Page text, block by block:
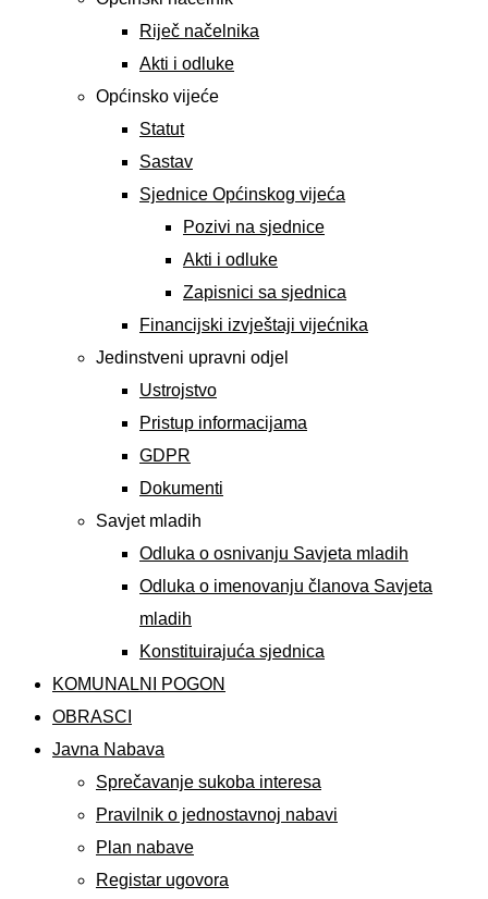
Riječ načelnika
Akti i odluke
Općinsko vijeće
Statut
Sastav
Sjednice Općinskog vijeća
Pozivi na sjednice
Akti i odluke
Zapisnici sa sjednica
Financijski izvještaji vijećnika
Jedinstveni upravni odjel
Ustrojstvo
Pristup informacijama
GDPR
Dokumenti
Savjet mladih
Odluka o osnivanju Savjeta mladih
Odluka o imenovanju članova Savjeta
mladih
Konstituirajuća sjednica
KOMUNALNI POGON
OBRASCI
Javna Nabava
Sprečavanje sukoba interesa
Pravilnik o jednostavnoj nabavi
Plan nabave
Registar ugovora